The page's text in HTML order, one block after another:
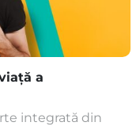
a
integrată din